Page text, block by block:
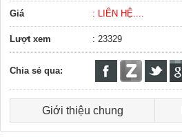
Giá : LIÊN HỆ....
Lượt xem : 23329
Chia sẻ qua:
Giới thiệu chung